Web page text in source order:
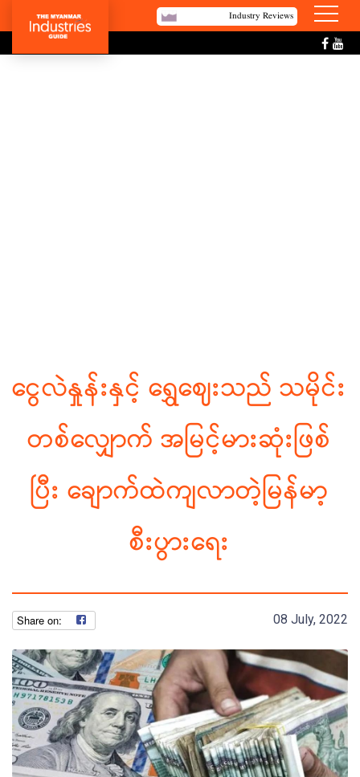
Industry Reviews
ငွေလဲနှုန်းနှင့် ရွှေဈေးသည် သမိုင်း
တစ်လျှောက် အမြင့်မားဆုံးဖြစ်
ပြီး ချောက်ထဲကျလာတဲ့မြန်မာ့
စီးပွားရေး
08 July, 2022